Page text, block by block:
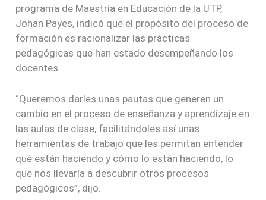
programa de Maestría en Educación de la UTP,
Johan Payes, indicó que el propósito del proceso de
formación es racionalizar las prácticas
pedagógicas que han estado desempeñando los
docentes.
“Queremos darles unas pautas que generen un
cambio en el proceso de enseñanza y aprendizaje en
las aulas de clase, facilitándoles así unas
herramientas de trabajo que les permitan entender
qué están haciendo y cómo lo están haciendo, lo
que nos llevaría a descubrir otros procesos
pedagógicos”, dijo.